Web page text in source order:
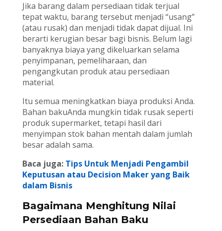
Jika barang dalam persediaan tidak terjual
tepat waktu, barang tersebut menjadi “usang”
(atau rusak) dan menjadi tidak dapat dijual. Ini
berarti kerugian besar bagi bisnis. Belum lagi
banyaknya biaya yang dikeluarkan selama
penyimpanan, pemeliharaan, dan
pengangkutan produk atau persediaan
material.
Itu semua meningkatkan biaya produksi Anda.
Bahan bakuAnda mungkin tidak rusak seperti
produk supermarket, tetapi hasil dari
menyimpan stok bahan mentah dalam jumlah
besar adalah sama.
Baca juga: Tips Untuk Menjadi Pengambil
Keputusan atau Decision Maker yang Baik
dalam Bisnis
Bagaimana Menghitung Nilai
Persediaan Bahan Baku